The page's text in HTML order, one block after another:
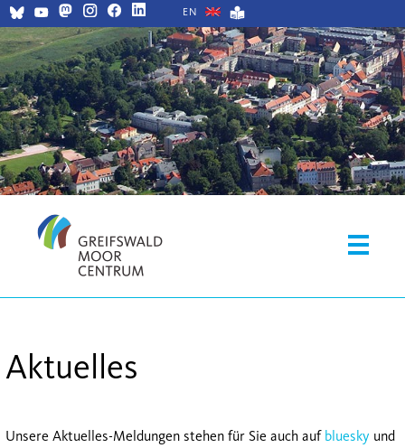
EN
Aktuelles
Unsere Aktuelles-Meldungen stehen für Sie auch auf bluesky und